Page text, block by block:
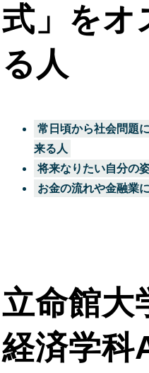
式」をオ
る人
常日頃から社会問題
来る人
将来なりたい自分の
お金の流れや金融業
立命館大
経済学科